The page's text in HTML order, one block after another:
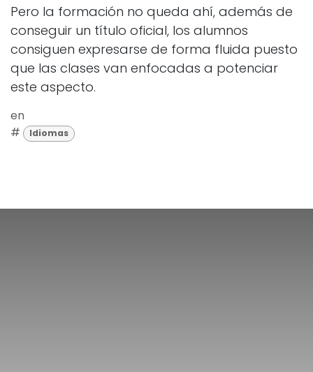
Pero la formación no queda ahí, además de
conseguir un título oficial, los alumnos
consiguen expresarse de forma fluida puesto
que las clases van enfocadas a potenciar
este aspecto.
en
#
Idiomas